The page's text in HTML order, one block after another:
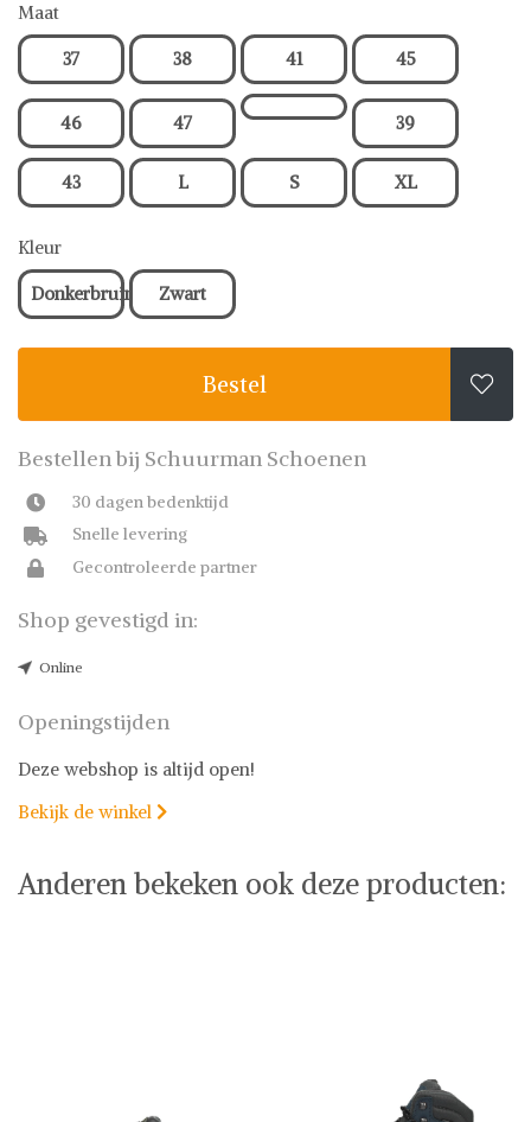
Maat
37 38 41 45
46 47 39
43 L S XL
Kleur
Donkerbruin Zwart
Bestel 
Bestellen bij Schuurman Schoenen
30 dagen bedenktijd
Snelle levering
Gecontroleerde partner
Shop gevestigd in:
Online
Openingstijden
Deze webshop is altijd open!
Bekijk de winkel 
Anderen bekeken ook deze producten: